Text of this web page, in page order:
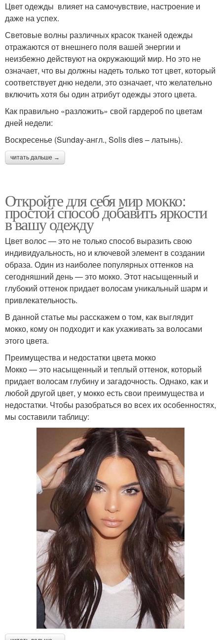
Цвет одежды влияет на самочувствие, настроение и
даже на успех.
Световые волны различных красок тканей одежды
отражаются от внешнего поля вашей энергии и
неизбежно действуют на окружающий мир. Но это не
означает, что вы должны надеть только тот цвет, который
соответствует дню недели, это означает, что желательно
включить хотя бы один атрибут одежды этого цвета.
Как правильно «разложить» свой гардероб по цветам
дней недели:
Воскресенье (Sunday-англ., Solis dies – латынь).
читать дальше →
Откройте для себя мир мокко:
простой способ добавить яркости
в вашу одежду
Цвет волос — это не только способ выразить свою
индивидуальность, но и ключевой элемент в создании
образа. Один из наиболее популярных оттенков на
сегодняшний день — это мокко. Этот насыщенный и
глубокий оттенок придает волосам уникальный шарм и
привлекательность.
В данной статье мы расскажем о том, как выглядит
мокко, кому он подходит и как ухаживать за волосами
этого цвета.
Преимущества и недостатки цвета мокко
Мокко — это насыщенный и теплый оттенок, который
придает волосам глубину и загадочность. Однако, как и
любой другой цвет, у мокко есть свои преимущества и
недостатки. Чтобы разобраться во всех их особенностях,
мы составили таблицу: